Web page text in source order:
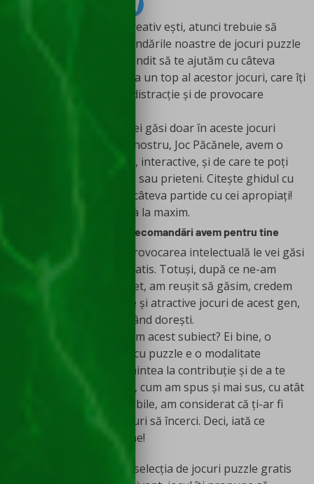
Dacă vrei să afli cât de creativ ești, atunci trebuie să
încerci neapărat recomandările noastre de jocuri puzzle
gratis! Așadar, ne-am gândit să te ajutăm cu câteva
sugestii. Îți vom prezenta un top al acestor jocuri, care îți
pot oferi ore întregi de distracție și de provocare
În plus, distracția nu o vei găsi doar în aceste jocuri
gratis puzzle. Pe site-ul nostru, Joc Păcănele, avem o
grămadă de jocuri mișto, interactive, și de care te poți
bucura alături de familie sau prieteni. Citește ghidul cu
, apoi încinge câteva partide cu cei apropiați!
Garantăm că te vei distra la maxim.
Jocuri Puzzle gratis – ce recomandări avem pentru tine
Evident că distracția și provocarea intelectuală le vei găsi
în multejocuri puzzle gratis. Totuși, după ce ne-am
aruncat ochii puțin pe net, am reușit să găsim, credem
noi, cele mai interesante și atractive jocuri de acest gen,
pe care să le încerci oricând dorești.
De ce am ales să abordăm acest subiect? Ei bine, o
selecție de jocuri online cu puzzle e o modalitate
excelentă de a-ți pune mintea la contribuție și de a te
relaxa, în același timp. Și, cum am spus și mai sus, cu atât
de multe opțiuni disponibile, am considerat că ți-ar fi
fost dificil să alegi ce jocuri să încerci. Deci, iată ce
sugestii avem pentru tine!
Prima recomandare din selecția de jocuri puzzle gratis